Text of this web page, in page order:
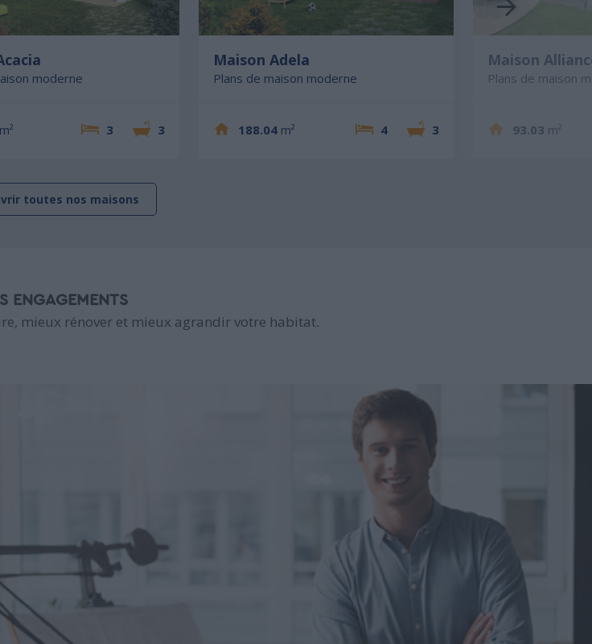
moderne
m² 3 3
Maison Adela
Plans de maison moderne
188.04 m² 4 3
Maison
Plans de maison
93.03 m²
toutes nos maisons
ENGAGEMENTS
mieux rénover et mieux agrandir votre habitat.